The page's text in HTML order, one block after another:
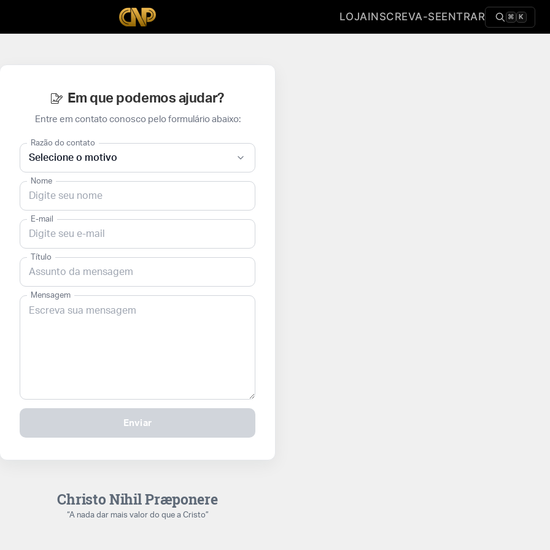
LOJAINSCREVA-SEENTRAR ⌘ K
Em que podemos ajudar?
Entre em contato conosco pelo formulário abaixo:
Razão do contato
Nome
E-mail
Título
Mensagem
Enviar
Christo Nihil Præponere
“A nada dar mais valor do que a Cristo”